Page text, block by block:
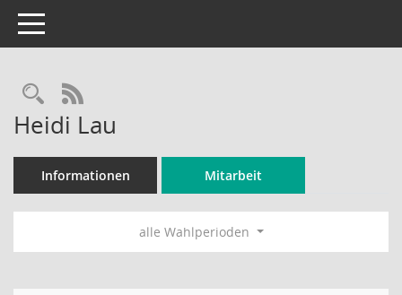
Toggle navigation
Rechercheauswahl
RSS-Feed
Heidi Lau
Informationen Mitarbeit
alle Wahlperioden